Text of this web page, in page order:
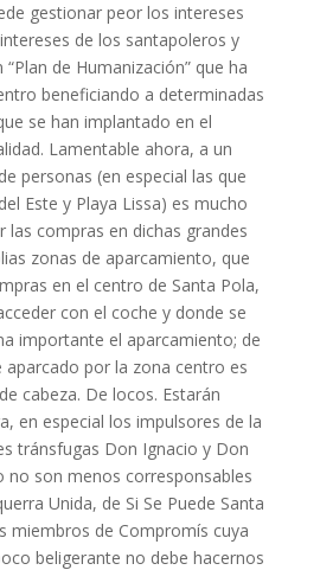
gestionar peor los intereses
de los santapoleros y
de Humanización” que ha
beneficiando a determinadas
se han implantado en el
Lamentable ahora, a un
personas (en especial las que
Este y Playa Lissa) es mucho
las compras en dichas grandes
zonas de aparcamiento, que
en el centro de Santa Pola,
con el coche y donde se
importante el aparcamiento; de
por la zona centro es
cabeza. De locos. Estarán
en especial los impulsores de la
tránsfugas Don Ignacio y Don
no son menos corresponsables
Unida, de Si Se Puede Santa
miembros de Compromís cuya
beligerante no debe hacernos